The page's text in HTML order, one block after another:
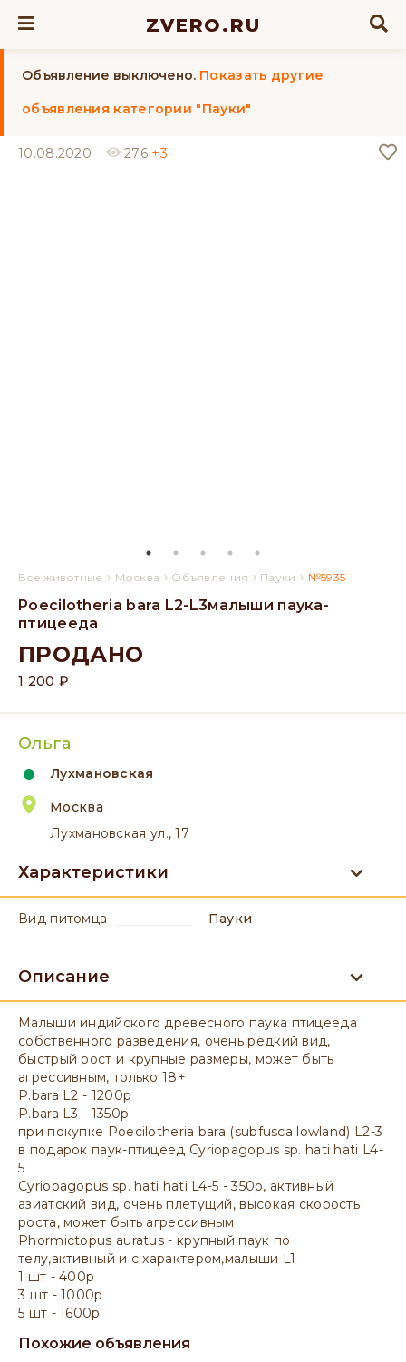
ZVERO.RU
Объявление выключено. Показать другие
объявления категории "Пауки"
10.08.2020 276 +3
Все животные › Москва › Объявления › Пауки › №5935
Poecilotheria bara L2-L3малыши паука-
птицееда
ПРОДАНО
1 200 ₽
Ольга
Лухмановская
Москва
Лухмановская ул., 17
Характеристики
вид питомца Пауки
Описание
Малыши индийского древесного паука птицееда
собственного разведения, очень редкий вид,
быстрый рост и крупные размеры, может быть
агрессивным, только 18+
P.bara L2 - 1200р
P.bara L3 - 1350р
при покупке Poecilotheria bara (subfusca lowland) L2-3
в подарок паук-птицеед Cyriopagopus sp. hati hati L4-
5
Cyriopagopus sp. hati hati L4-5 - 350р, активный
азиатский вид, очень плетущий, высокая скорость
роста, может быть агрессивным
Phormictopus auratus - крупный паук по
телу,активный и с характером,малыши L1
1 шт - 400р
3 шт - 1000р
5 шт - 1600р
Похожие объявления